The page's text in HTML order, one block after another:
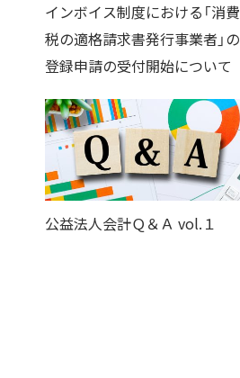
インボイス制度における「消費
税の適格請求書発行事業者」の
登録申請の受付開始について
公益法人会計Ｑ＆Ａ vol.１